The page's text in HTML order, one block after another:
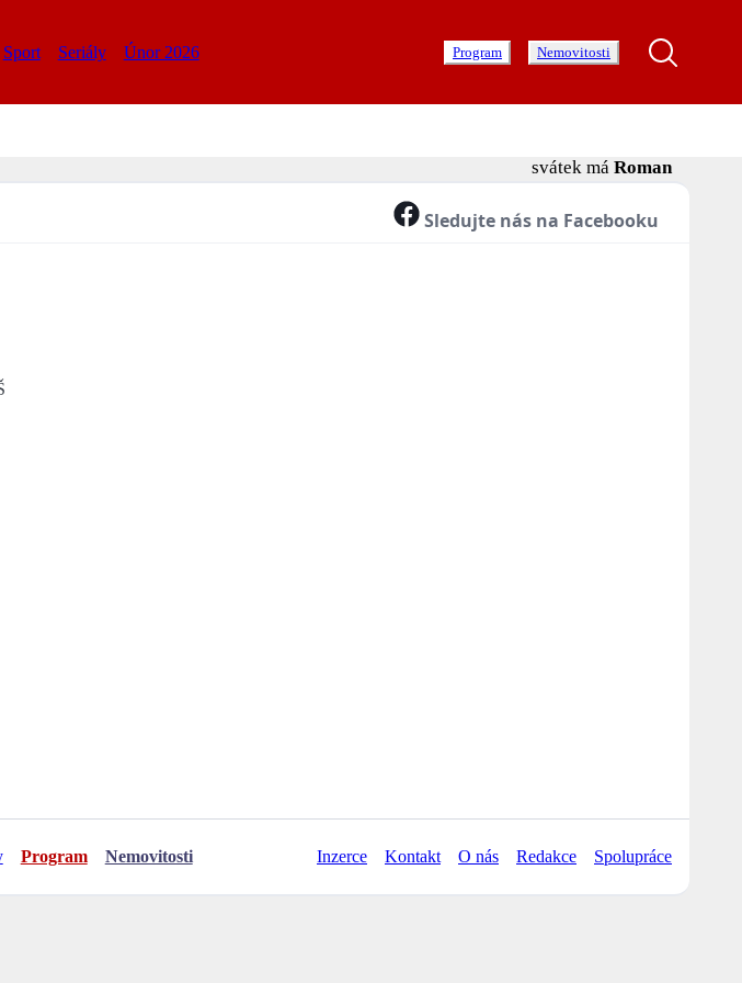
Sport Seriály Únor 2026 Program Nemovitosti
svátek má Roman
Sledujte nás na Facebooku
Program Nemovitosti Inzerce Kontakt O nás Redakce Spolupráce